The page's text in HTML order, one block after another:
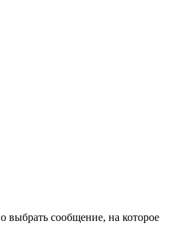
выбрать сообщение, на которое